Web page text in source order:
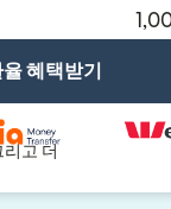
혜택받기
리고 더